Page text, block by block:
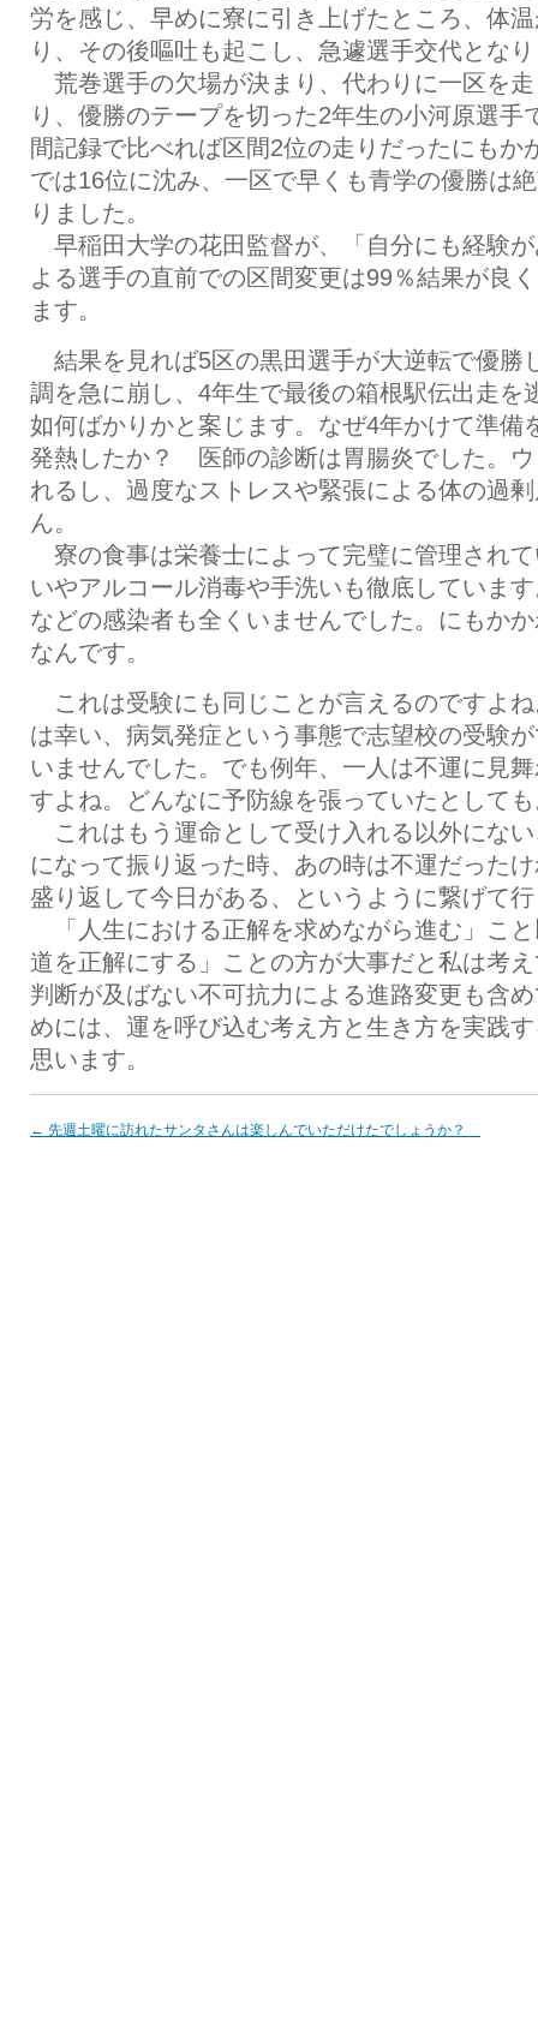
労を感じ、早めに寮に引き上げたところ、体
り、その後嘔吐も起こし、急遽選手交代とな
荒巻選手の欠場が決まり、代わりに一区を
り、優勝のテープを切った2年生の小河原選手
間記録で比べれば区間2位の走りだったにもか
では16位に沈み、一区で早くも青学の優勝は
りました。
早稲田大学の花田監督が、「自分にも経験
よる選手の直前での区間変更は99％結果が良
ます。
結果を見れば5区の黒田選手が大逆転で優勝
調を急に崩し、4年生で最後の箱根駅伝出走を
如何ばかりかと案じます。なぜ4年かけて準備
発熱したか？ 医師の診断は胃腸炎でした。
れるし、過度なストレスや緊張による体の過
ん。
寮の食事は栄養士によって完璧に管理され
いやアルコール消毒や手洗いも徹底していま
などの感染者も全くいませんでした。にもか
なんです。
これは受験にも同じことが言えるのですよ
は幸い、病気発症という事態で志望校の受験
いませんでした。でも例年、一人は不運に見
すよね。どんなに予防線を張っていたとして
これはもう運命として受け入れる以外にな
になって振り返った時、あの時は不運だった
盛り返して今日がある、というように繋げて
「人生における正解を求めながら進む」こ
道を正解にする」ことの方が大事だと私は考
判断が及ばない不可抗力による進路変更も含
めには、運を呼び込む考え方と生き方を実践
思います。
← 先週土曜に訪れたサンタさんは楽しんでいただけたでしょうか？